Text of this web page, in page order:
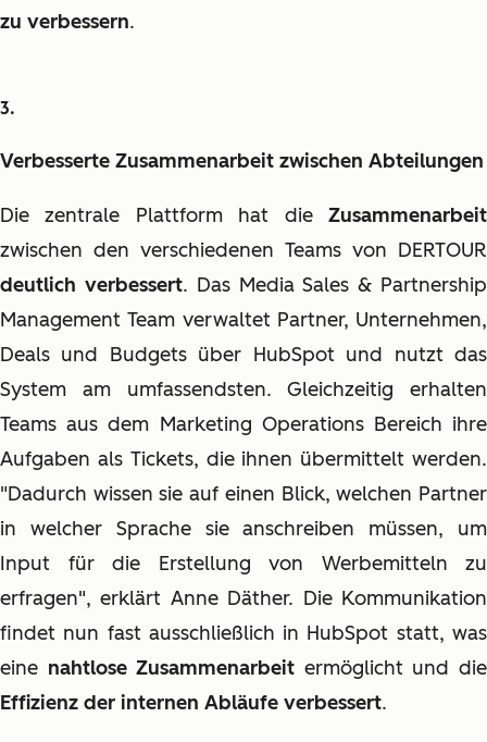
zu verbessern.
Verbesserte Zusammenarbeit zwischen Abteilungen
Die zentrale Plattform hat die Zusammenarbeit
zwischen den verschiedenen Teams von DERTOUR
deutlich verbessert. Das Media Sales & Partnership
Management Team verwaltet Partner, Unternehmen,
Deals und Budgets über HubSpot und nutzt das
System am umfassendsten. Gleichzeitig erhalten
Teams aus dem Marketing Operations Bereich ihre
Aufgaben als Tickets, die ihnen übermittelt werden.
"Dadurch wissen sie auf einen Blick, welchen Partner
in welcher Sprache sie anschreiben müssen, um
Input für die Erstellung von Werbemitteln zu
erfragen", erklärt Anne Däther. Die Kommunikation
findet nun fast ausschließlich in HubSpot statt, was
eine nahtlose Zusammenarbeit ermöglicht und die
Effizienz der internen Abläufe verbessert.